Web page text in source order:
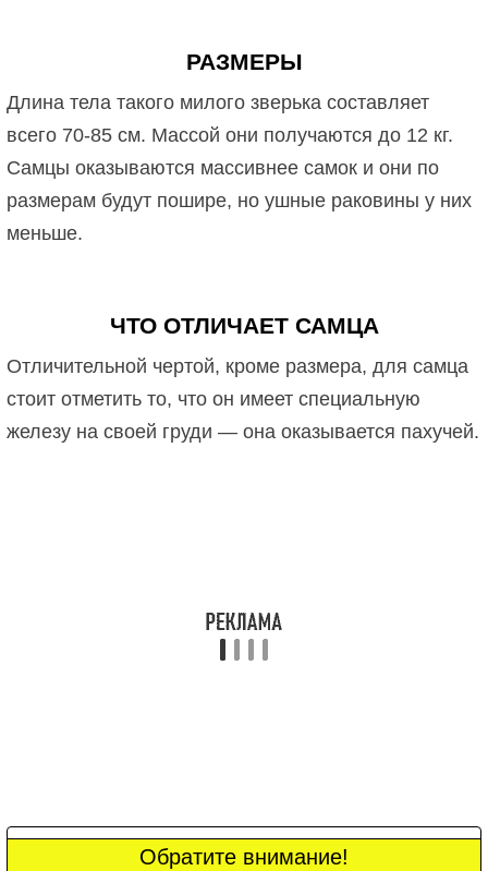
РАЗМЕРЫ
Длина тела такого милого зверька составляет
всего 70-85 см. Массой они получаются до 12 кг.
Самцы оказываются массивнее самок и они по
размерам будут пошире, но ушные раковины у них
меньше.
ЧТО ОТЛИЧАЕТ САМЦА
Отличительной чертой, кроме размера, для самца
стоит отметить то, что он имеет специальную
железу на своей груди — она оказывается пахучей.
Обратите внимание!